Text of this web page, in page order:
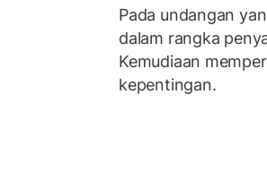
Pada undangan
dalam rangka
Kemudiaan
kepentingan.